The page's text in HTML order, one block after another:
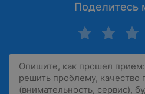
Поделитесь